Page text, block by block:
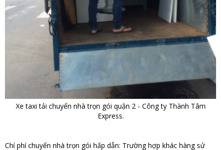
Xe taxi tải chuyển nhà trọn gói quận 2 - Công ty Thành Tâm
Express.
Chí phí chuyển nhà trọn gói hấp dẫn: Trường hợp khác hàng sử